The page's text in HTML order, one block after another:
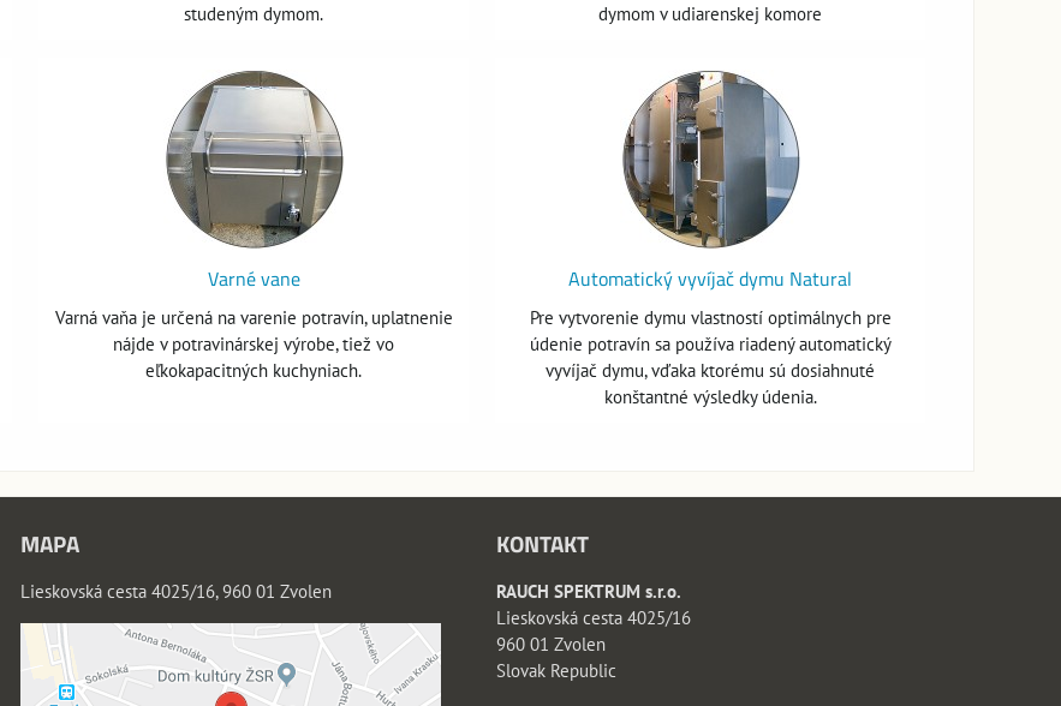
studeným dymom.
dymom v udiarenskej komore
Varné vane
Varná vaňa je určená na varenie potravín, uplatnenie
nájde v potravinárskej výrobe, tiež vo
eľkokapacitných kuchyniach.
Automatický vyvíjač dymu Natural
Pre vytvorenie dymu vlastností optimálnych pre
údenie potravín sa používa riadený automatický
vyvíjač dymu, vďaka ktorému sú dosiahnuté
konštantné výsledky údenia.
MAPA
Lieskovská cesta 4025/16, 960 01 Zvolen
KONTAKT
RAUCH SPEKTRUM s.r.o.
Lieskovská cesta 4025/16
960 01 Zvolen
Slovak Republic